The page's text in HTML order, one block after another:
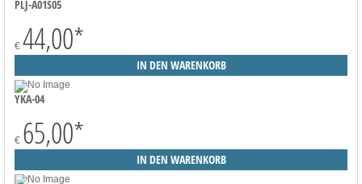
PLJ-A01S05
€ 44,00*
YKA-04
€ 65,00*